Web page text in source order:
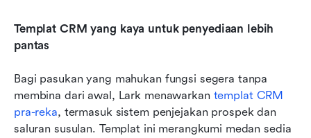
Templat CRM yang kaya untuk penyediaan lebih
pantas
Bagi pasukan yang mahukan fungsi segera tanpa
membina dari awal, Lark menawarkan templat CRM
pra-reka, termasuk sistem penjejakan prospek dan
saluran susulan. Templat ini merangkumi medan sedia